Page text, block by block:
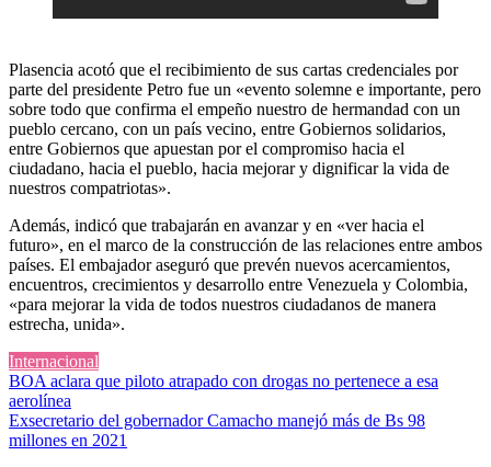
Plasencia acotó que el recibimiento de sus cartas credenciales por
parte del presidente Petro fue un «evento solemne e importante, pero
sobre todo que confirma el empeño nuestro de hermandad con un
pueblo cercano, con un país vecino, entre Gobiernos solidarios,
entre Gobiernos que apuestan por el compromiso hacia el
ciudadano, hacia el pueblo, hacia mejorar y dignificar la vida de
nuestros compatriotas».
Además, indicó que trabajarán en avanzar y en «ver hacia el
futuro», en el marco de la construcción de las relaciones entre ambos
países. El embajador aseguró que prevén nuevos acercamientos,
encuentros, crecimientos y desarrollo entre Venezuela y Colombia,
«para mejorar la vida de todos nuestros ciudadanos de manera
estrecha, unida».
Internacional
Navegación
de
entradas
BOA aclara que piloto atrapado con drogas no pertenece a esa
aerolínea
Exsecretario del gobernador Camacho manejó más de Bs 98
millones en 2021